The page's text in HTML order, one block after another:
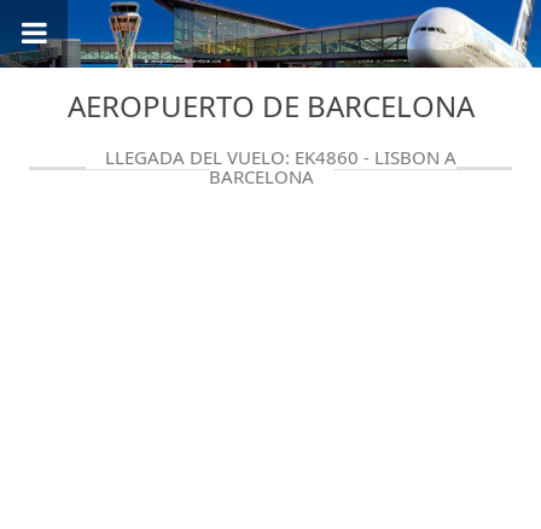
AEROPUERTO DE BARCELONA
LLEGADA DEL VUELO: EK4860 - LISBON A
BARCELONA